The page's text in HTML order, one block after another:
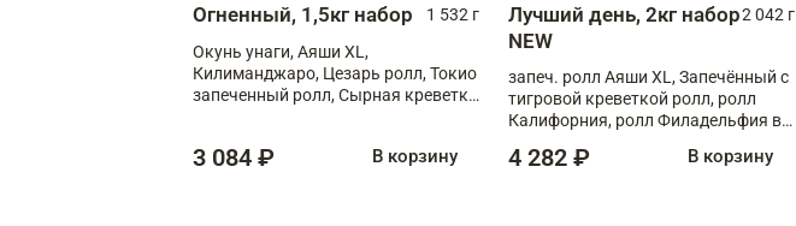
Огненный, 1,5кг набор
1 532 г
Окунь унаги, Аяши XL,
Килиманджаро, Цезарь ролл, Токио
запеченный ролл, Сырная креветка
3 084 ₽ В корзину
Лучший день, 2кг набор
NEW
2 042 г
запеч. ролл Аяши XL, Запечённый с
тигровой креветкой ролл, ролл
Калифорния, ролл Филадельфия в
запеч. ролл Моцарелломания, ролл
4 282 ₽ В корзину